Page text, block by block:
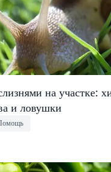
на участке:
и ловушки